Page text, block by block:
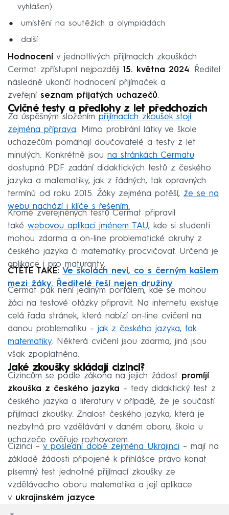
vyhlášen)
umístění na soutěžích a olympiádách
další
Hodnocení v jednotlivých přijímacích zkouškách
Cermat zpřístupní nejpozději 15. května 2024. Ředitel
následně ukončí hodnocení přijímaček a
zveřejní seznam přijatých uchazečů.
Cvičné testy a předlohy z let předchozích
Za úspěšným složením přijímacích zkoušek stojí
zejména příprava. Mimo probírání látky ve škole
uchazečům pomáhají doučovatelé a testy z let
minulých. Konkrétně jsou na stránkách Cermatu
dostupná PDF zadání didaktických testů z českého
jazyka a matematiky, jak z řádných, tak opravných
termínů od roku 2015. Žáky zejména potěší, že se na
webu nachází i klíče s řešením.
Kromě zveřejněných testů Cermat připravil
také webovou aplikaci jménem TAU, kde si studenti
mohou zdarma a on-line problematické okruhy z
českého jazyka či matematiky procvičovat. Určená je
aplikace i pro maturanty.
ČTĚTE TAKÉ: Ve školách neví, co s černým kašlem
mezi žáky. Ředitelé řeší nejen družiny
Cermat pak není jediným portálem, kde se mohou
žáci na testové otázky připravit. Na internetu existuje
celá řada stránek, která nabízí on-line cvičení na
danou problematiku – jak z českého jazyka, tak
matematiky. Některá cvičení jsou zdarma, jiná jsou
však zpoplatněna.
Jaké zkoušky skládají cizinci?
Cizincům se podle zákona na jejich žádost promíjí
zkouška z českého jazyka – tedy didaktický test z
českého jazyka a literatury v případě, že je součástí
přijímací zkoušky. Znalost českého jazyka, která je
nezbytná pro vzdělávání v daném oboru, škola u
uchazeče ověřuje rozhovorem.
Cizinci – v poslední době zejména Ukrajinci – mají na
základě žádosti připojené k přihlášce právo konat
písemný test jednotné přijímací zkoušky ze
vzdělávacího oboru matematika a její aplikace
v ukrajinském jazyce.